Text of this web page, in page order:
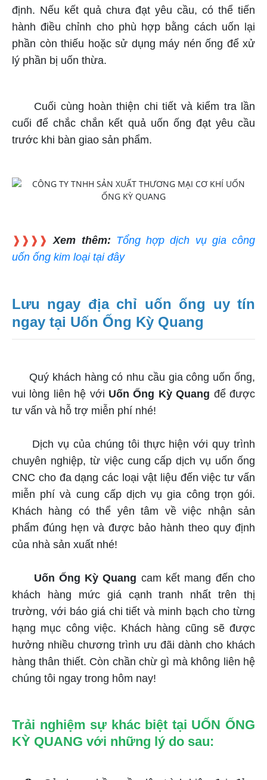
định. Nếu kết quả chưa đạt yêu cầu, có thể tiến
hành điều chỉnh cho phù hợp bằng cách uốn lại
phần còn thiếu hoặc sử dụng máy nén ống để xử
lý phần bị uốn thừa.
Cuối cùng hoàn thiện chi tiết và kiểm tra lần
cuối để chắc chắn kết quả uốn ống đạt yêu cầu
trước khi bàn giao sản phẩm.
❱❱❱❱ Xem thêm: Tổng hợp dịch vụ gia công
uốn ống kim loại tại đây
Lưu ngay địa chỉ uốn ống uy tín
ngay tại Uốn Ống Kỳ Quang
Quý khách hàng có nhu cầu gia công uốn ống,
vui lòng liên hệ với Uốn Ống Kỳ Quang để được
tư vấn và hỗ trợ miễn phí nhé!
Dịch vụ của chúng tôi thực hiện với quy trình
chuyên nghiệp, từ việc cung cấp dịch vụ uốn ống
CNC cho đa dạng các loại vật liệu đến việc tư vấn
miễn phí và cung cấp dịch vụ gia công trọn gói.
Khách hàng có thể yên tâm về việc nhận sản
phẩm đúng hẹn và được bảo hành theo quy định
của nhà sản xuất nhé!
Uốn Ống Kỳ Quang cam kết mang đến cho
khách hàng mức giá cạnh tranh nhất trên thị
trường, với báo giá chi tiết và minh bạch cho từng
hạng mục công việc. Khách hàng cũng sẽ được
hưởng nhiều chương trình ưu đãi dành cho khách
hàng thân thiết. Còn chần chừ gì mà không liên hệ
chúng tôi ngay trong hôm nay!
Trải nghiệm sự khác biệt tại UỐN ỐNG
KỲ QUANG với những lý do sau: